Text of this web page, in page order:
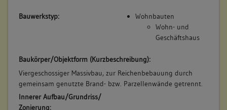
Bauwerkstyp:
Wohnbauten
Wohn- und
Geschäftshaus
Baukörper/Objektform (Kurzbeschreibung):
Viergeschossiger Massivbau, zur Reichenbebauung durch
gemeinsam genutzte Brand- bzw. Parzellenwände getrennt.
Innerer Aufbau/Grundriss/
Zonierung: